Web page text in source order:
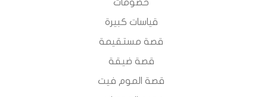
خصومات
قياسات كبيرة
قصة مستقيمة
قصة ضيقة
قصة الموم فيت